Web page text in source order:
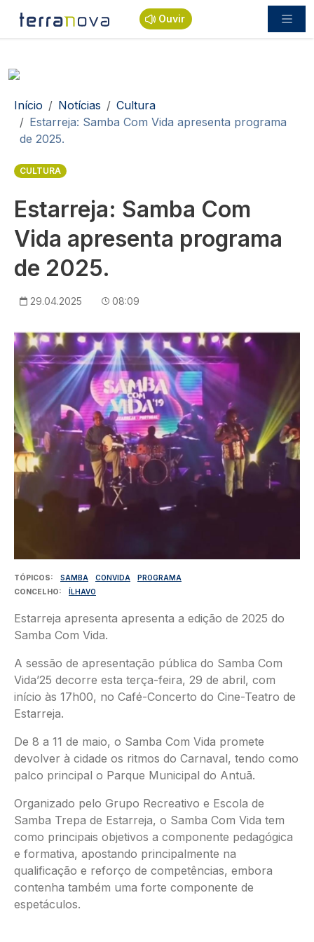
Passar para o conteúdo principal
Ouvir
Navegação estrutural
Início Notícias
Cultura
Estarreja: Samba Com Vida apresenta programa
de 2025.
CULTURA
Estarreja: Samba Com
Vida apresenta programa
de 2025.
29.04.2025 08:09
Imagem
TÓPICOS SAMBA CONVIDA
PROGRAMA
CONCELHO
ÍLHAVO
Estarreja apresenta apresenta a edição de 2025 do
Samba Com Vida.
A sessão de apresentação pública do Samba Com
Vida’25 decorre esta terça-feira, 29 de abril, com
início às 17h00, no Café-Concerto do Cine-Teatro de
Estarreja.
De 8 a 11 de maio, o Samba Com Vida promete
devolver à cidade os ritmos do Carnaval, tendo como
palco principal o Parque Municipal do Antuã.
Organizado pelo Grupo Recreativo e Escola de
Samba Trepa de Estarreja, o Samba Com Vida tem
como principais objetivos a componente pedagógica
e formativa, apostando principalmente na
qualificação e reforço de competências, embora
contenha também uma forte componente de
espetáculos.